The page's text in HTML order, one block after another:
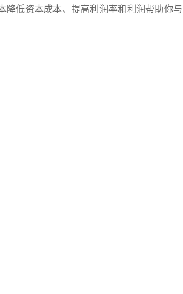
降低资本成本、提高利润率和利润帮助你与